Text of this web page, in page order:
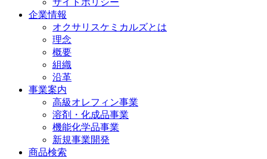
サイトポリシー
企業情報
オクサリスケミカルズとは
理念
概要
組織
沿革
事業案内
高級オレフィン事業
溶剤・化成品事業
機能化学品事業
新規事業開発
商品検索